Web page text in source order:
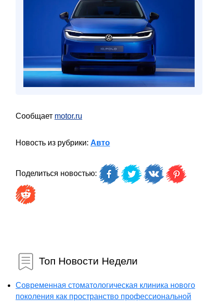
Сообщает motor.ru
Новость из рубрики: Авто
Поделиться новостью:
Топ Новости Недели
Современная стоматологическая клиника нового
поколения как пространство профессиональной